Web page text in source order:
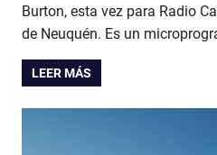
Burton, esta vez para Radio
de Neuquén. Es un
LEER MÁS